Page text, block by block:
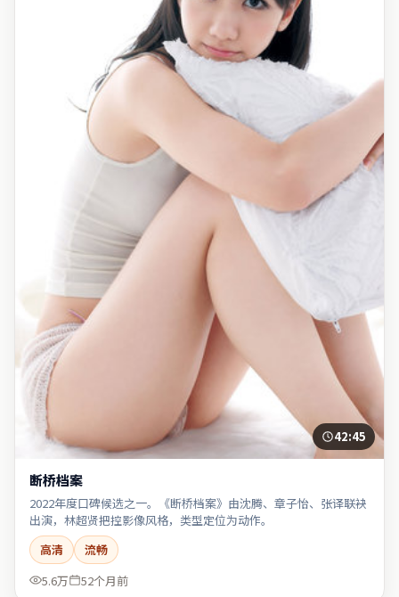
42:45
断桥档案
2022年度口碑候选之一。《断桥档案》由沈腾、章子怡、张译联袂
出演，林超贤把控影像风格，类型定位为动作。
高清
流畅
5.6万
52个月前